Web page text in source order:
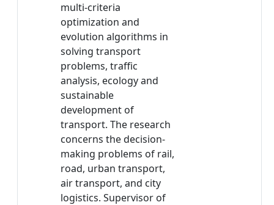
multi-criteria
optimization and
evolution algorithms in
solving transport
problems, traffic
analysis, ecology and
sustainable
development of
transport. The research
concerns the decision-
making problems of rail,
road, urban transport,
air transport, and city
logistics. Supervisor of